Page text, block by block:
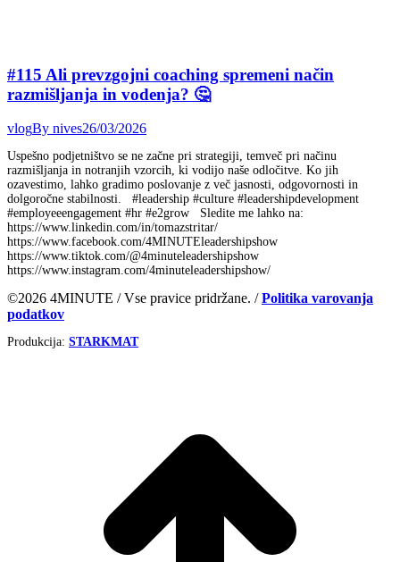
#115 Ali prevzgojni coaching spremeni način
razmišljanja in vodenja? 🤔
vlogBy nives26/03/2026
Uspešno podjetništvo se ne začne pri strategiji, temveč pri načinu
razmišljanja in notranjih vzorcih, ki vodijo naše odločitve. Ko jih
ozavestimo, lahko gradimo poslovanje z več jasnosti, odgovornosti in
dolgoročne stabilnosti. #leadership #culture #leadershipdevelopment
#employeeengagement #hr #e2grow Sledite me lahko na:
https://www.linkedin.com/in/tomazstritar/
https://www.facebook.com/4MINUTEleadershipshow
https://www.tiktok.com/@4minuteleadershipshow
https://www.instagram.com/4minuteleadershipshow/
©2026 4MINUTE / Vse pravice pridržane. /Politika varovanja
podatkov
Produkcija: STARKMAT